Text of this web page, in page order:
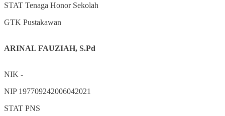
STAT Tenaga Honor Sekolah
GTK Pustakawan
ARINAL FAUZIAH, S.Pd
NIK -
NIP 197709242006042021
STAT PNS